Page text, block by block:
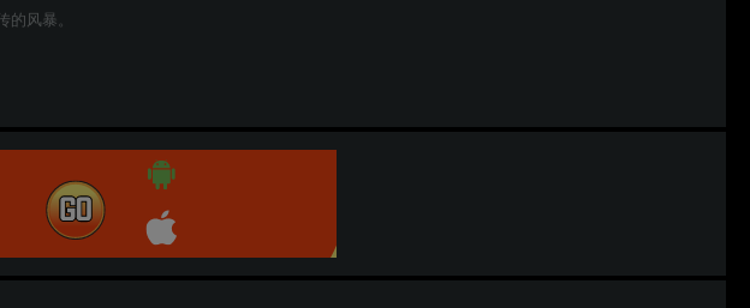
风暴。